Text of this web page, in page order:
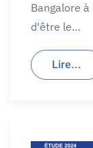
Bangalore
d'être le…
Lire...